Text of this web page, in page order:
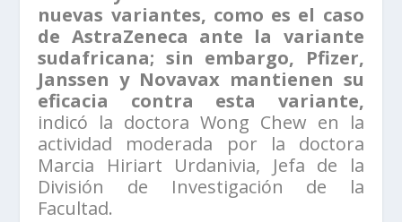
nuevas variantes, como es el caso
de AstraZeneca ante la variante
sudafricana; sin embargo, Pfizer,
Janssen y Novavax mantienen su
eficacia contra esta variante,
indicó la doctora Wong Chew en la
actividad moderada por la doctora
Marcia Hiriart Urdanivia, Jefa de la
División de Investigación de la
Facultad.